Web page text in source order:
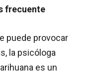
frecuente
puede provocar
la psicóloga
es un